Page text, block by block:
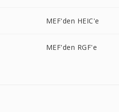
MEF'den HEIC'e
MEF'den RGF'e